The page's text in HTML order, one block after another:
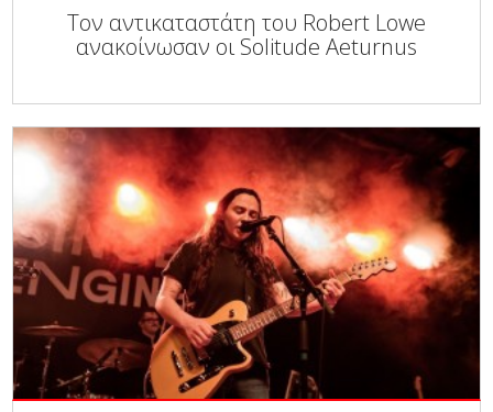
Τον αντικαταστάτη του Robert Lowe
ανακοίνωσαν οι Solitude Aeturnus